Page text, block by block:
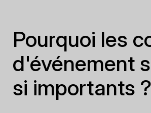
Pourquoi les
d'événement
si importants ?